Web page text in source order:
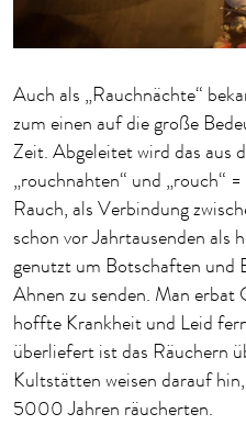
Auch als „Rauchnächte“
zum einen auf die große
Zeit. Abgeleitet wird das aus
„rouchnahten“ und „rouch“
Rauch, als Verbindung
schon vor Jahrtausenden als
genutzt um Botschaften und
Ahnen zu senden. Man erbat
hoffte Krankheit und Leid
überliefert ist das Räuchern
Kultstätten weisen darauf
5000 Jahren räucherten.